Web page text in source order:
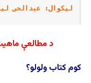
لیکوال: عبدالحی
د مطالعې
کوم کتاب ولولو؟